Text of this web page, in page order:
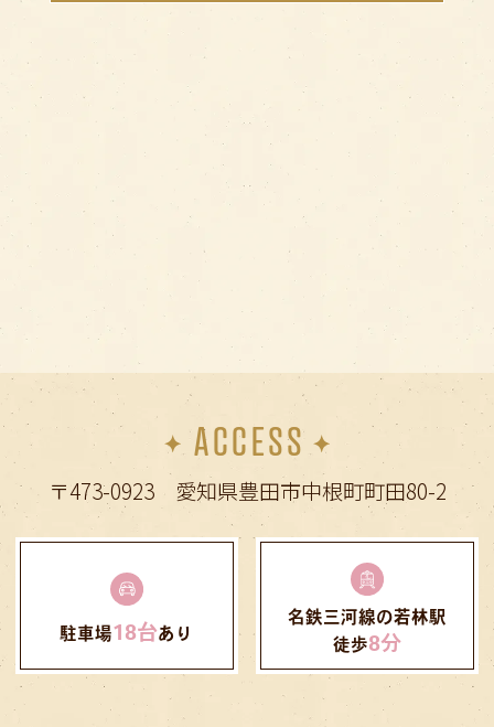
受け付けております
とくに、5〜7歳での永久歯の生え変わりが
始まる時期での受診はとても大切です
お子様の将来の歯並びの予想や、お子様に
合った歯のケアをご提案できます
お気軽にご相談ください
2026年GWの休診日のご案内
4月29日（水）〜30日（木）、5月3日
（日）〜7日（木）
痛みやお口の不具合でお困りの方は、早め
にご相談ください
年末年始の休診のお知らせ
12月29日（月）〜1月4日（日）とさせて
いただきます
お休み期間中の歯のお痛みやお困りごとに
つきましては、誠に恐れ入れいますが、豊
田地域医療センターにご相談いただけます
ACCESS
〒473-0923 愛知県豊田市中根町町田80-2
駐車場18台あり
名鉄三河線の若林駅
徒歩8分